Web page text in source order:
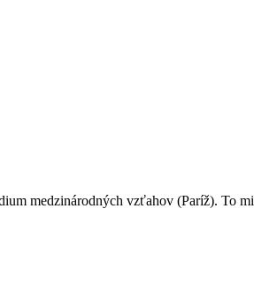
medzinárodných vzťahov (Paríž). To mi